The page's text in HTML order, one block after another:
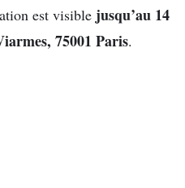
est visible jusqu’au 14
75001 Paris.